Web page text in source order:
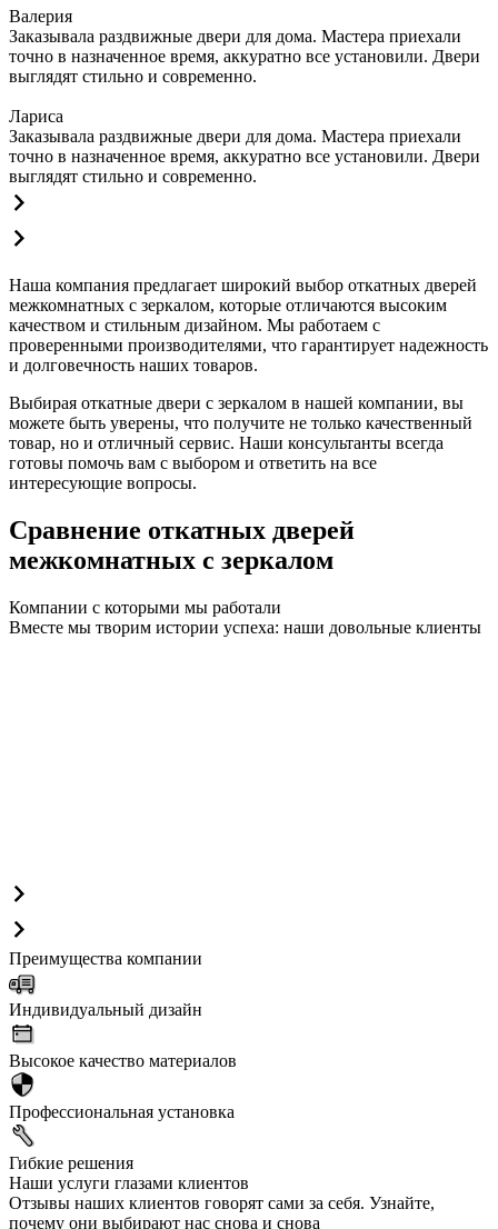
Валерия
Заказывала раздвижные двери для дома. Мастера приехали
точно в назначенное время, аккуратно все установили. Двери
выглядят стильно и современно.
Лариса
Заказывала раздвижные двери для дома. Мастера приехали
точно в назначенное время, аккуратно все установили. Двери
выглядят стильно и современно.
Наша компания предлагает широкий выбор откатных дверей
межкомнатных с зеркалом, которые отличаются высоким
качеством и стильным дизайном. Мы работаем с
проверенными производителями, что гарантирует надежность
и долговечность наших товаров.
Выбирая откатные двери с зеркалом в нашей компании, вы
можете быть уверены, что получите не только качественный
товар, но и отличный сервис. Наши консультанты всегда
готовы помочь вам с выбором и ответить на все
интересующие вопросы.
Сравнение откатных дверей
межкомнатных с зеркалом
Компании с которыми мы работали
Вместе мы творим истории успеха: наши довольные клиенты
Преимущества компании
Индивидуальный дизайн
Высокое качество материалов
Профессиональная установка
Гибкие решения
Наши услуги глазами клиентов
Отзывы наших клиентов говорят сами за себя. Узнайте,
почему они выбирают нас снова и снова